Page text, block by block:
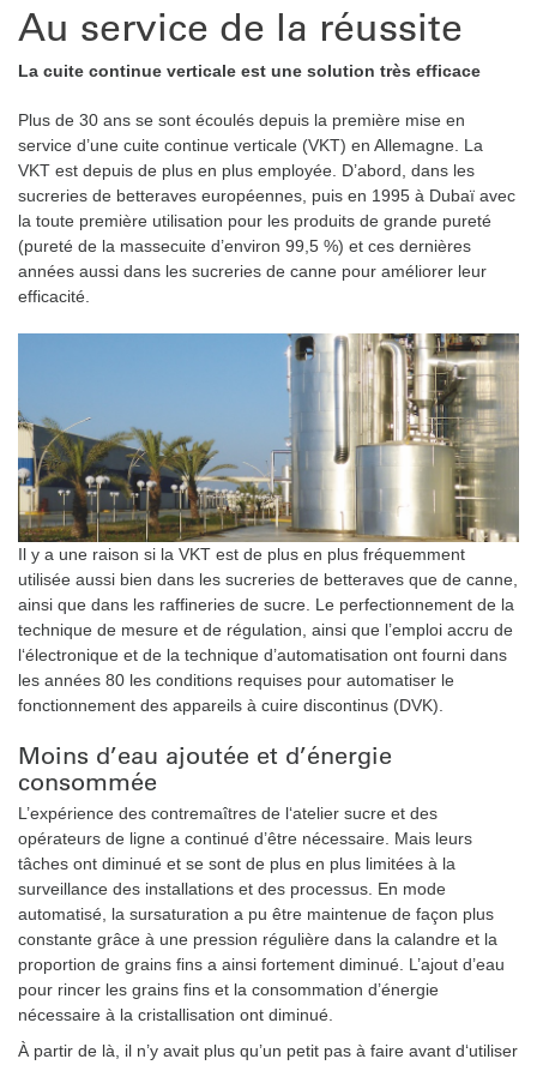
Au service de la réussite
La cuite continue verticale est une solution très efficace
Plus de 30 ans se sont écoulés depuis la première mise en
service d’une cuite continue verticale (VKT) en Allemagne. La
VKT est depuis de plus en plus employée. D’abord, dans les
sucreries de betteraves européennes, puis en 1995 à Dubaï avec
la toute première utilisation pour les produits de grande pureté
(pureté de la massecuite d’environ 99,5 %) et ces dernières
années aussi dans les sucreries de canne pour améliorer leur
efficacité.
Il y a une raison si la VKT est de plus en plus fréquemment
utilisée aussi bien dans les sucreries de betteraves que de canne,
ainsi que dans les raffineries de sucre. Le perfectionnement de la
technique de mesure et de régulation, ainsi que l’emploi accru de
l‘électronique et de la technique d’automatisation ont fourni dans
les années 80 les conditions requises pour automatiser le
fonctionnement des appareils à cuire discontinus (DVK).
Moins d’eau ajoutée et d’énergie
consommée
L’expérience des contremaîtres de l‘atelier sucre et des
opérateurs de ligne a continué d’être nécessaire. Mais leurs
tâches ont diminué et se sont de plus en plus limitées à la
surveillance des installations et des processus. En mode
automatisé, la sursaturation a pu être maintenue de façon plus
constante grâce à une pression régulière dans la calandre et la
proportion de grains fins a ainsi fortement diminué. L’ajout d’eau
pour rincer les grains fins et la consommation d’énergie
nécessaire à la cristallisation ont diminué.
À partir de là, il n’y avait plus qu’un petit pas à faire avant d‘utiliser